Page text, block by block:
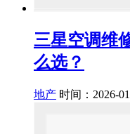
三星空调维
么选？
地产 时间：2026-